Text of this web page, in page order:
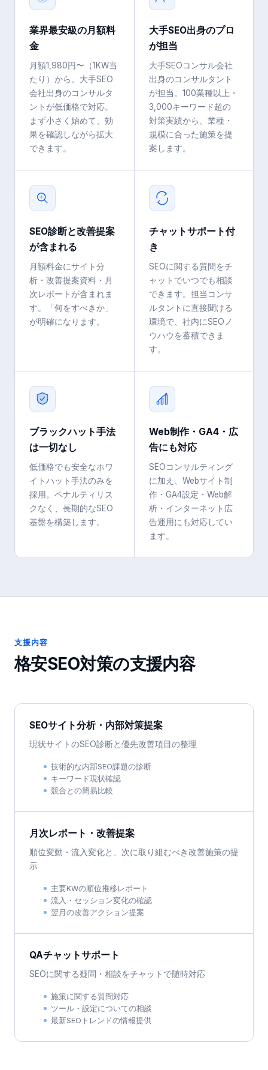
業界最安級の月額料
金
月額1,980円〜（1KW当
たり）から。大手SEO
会社出身のコンサルタ
ントが低価格で対応。
まず小さく始めて、効
果を確認しながら拡大
できます。
大手SEO出身のプロ
が担当
大手SEOコンサル会社
出身のコンサルタント
が担当。100業種以上・
3,000キーワード超の
対策実績から、業種・
規模に合った施策を提
案します。
SEO診断と改善提案
が含まれる
月額料金にサイト分
析・改善提案資料・月
次レポートが含まれま
す。「何をすべきか」
が明確になります。
チャットサポート付
き
SEOに関する質問をチ
ャットでいつでも相談
できます。担当コンサ
ルタントに直接聞ける
環境で、社内にSEOノ
ウハウを蓄積できま
す。
ブラックハット手法
は一切なし
低価格でも安全なホワ
イトハット手法のみを
採用。ペナルティリス
クなく、長期的なSEO
基盤を構築します。
Web制作・GA4・広
告にも対応
SEOコンサルティング
に加え、Webサイト制
作・GA4設定・Web解
析・インターネット広
告運用にも対応してい
ます。
支援内容
格安SEO対策の支援内容
SEOサイト分析・内部対策提案
現状サイトのSEO診断と優先改善項目の整理
技術的な内部SEO課題の診断
キーワード現状確認
競合との簡易比較
月次レポート・改善提案
順位変動・流入変化と、次に取り組むべき改善施策の提
示
主要KWの順位推移レポート
流入・セッション変化の確認
翌月の改善アクション提案
QAチャットサポート
SEOに関する疑問・相談をチャットで随時対応
施策に関する質問対応
ツール・設定についての相談
最新SEOトレンドの情報提供